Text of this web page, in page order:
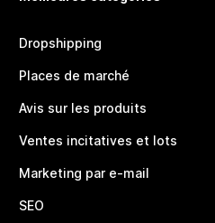
Dropshipping
Places de marché
Avis sur les produits
Ventes incitatives et lots
Marketing par e-mail
SEO